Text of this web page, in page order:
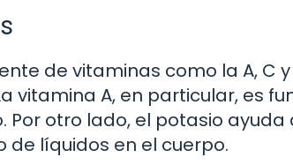
de vitaminas como la A, C
vitamina A, en particular, es
Por otro lado, el potasio
líquidos en el cuerpo.